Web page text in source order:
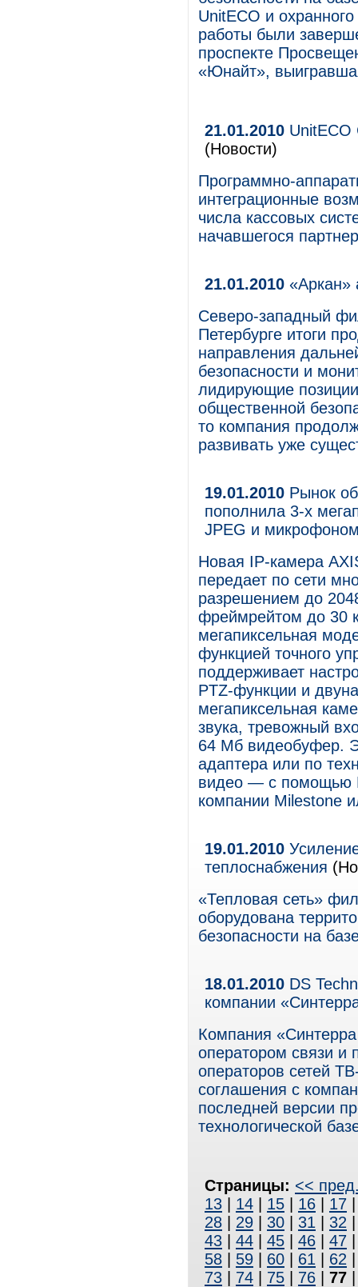
UnitECO и
работы были
проспекте
«Юнайт»,
21.01.2010 UnitECO
(Новости)
Программно-
интеграционные
числа кассовых
начавшегося
21.01.2010 «Аркан»
Северо-западный
Петербурге итоги
направления
безопасности и
лидирующие
общественной
то компания
развивать уже
19.01.2010 Рынок
пополнила 3-х
JPEG и
Новая IP-камера
передает по сети
разрешением до
фреймрейтом до 30
мегапиксельная
функцией точного
поддерживает
PTZ-функции и
мегапиксельная
звука, тревожный
64 Мб видеобуфер.
адаптера или по
видео — с помощью
компании Milestone
19.01.2010
теплоснабжения
«Тепловая сеть»
оборудована
безопасности на
18.01.2010 DS
компании
Компания
оператором связи и
операторов сетей
соглашения с
последней версии
технологической
Страницы: <<
13
14 15 16 17
28
29 30 31 32
43
44 45 46 47
58
59 60 61 62
73
74 75 76 77